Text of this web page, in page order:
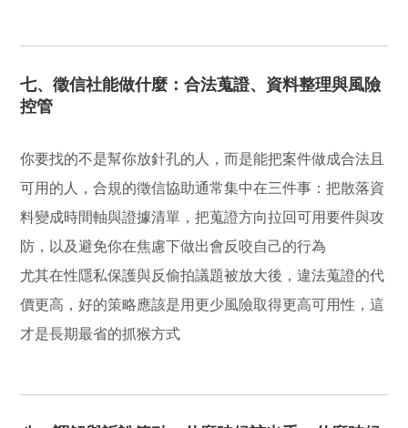
七、徵信社能做什麼：合法蒐證、資料整理與風險
控管
你要找的不是幫你放針孔的人，而是能把案件做成合法且
可用的人，合規的徵信協助通常集中在三件事：把散落資
料變成時間軸與證據清單，把蒐證方向拉回可用要件與攻
防，以及避免你在焦慮下做出會反咬自己的行為
尤其在性隱私保護與反偷拍議題被放大後，違法蒐證的代
價更高，好的策略應該是用更少風險取得更高可用性，這
才是長期最省的抓猴方式